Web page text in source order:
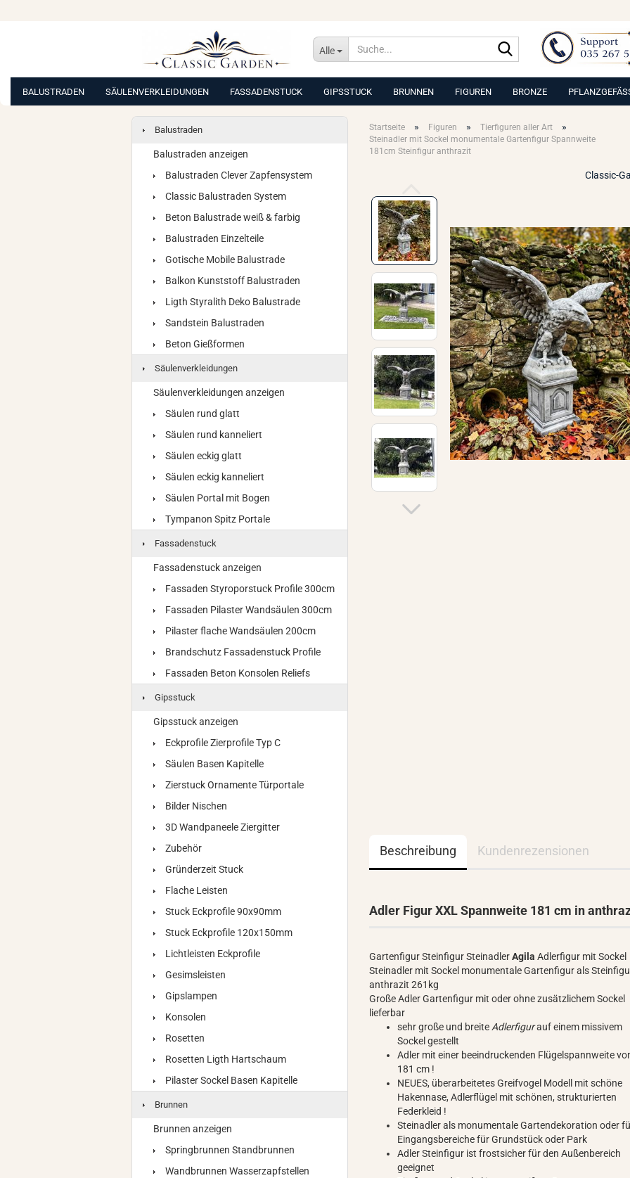
Alle
Suche...
BALUSTRADEN SÄULENVERKLEIDUNGEN FASSADENSTUCK GIPSSTUCK BRUNNEN FIGUREN BRONZE
Startseite » Figuren » Tierfiguren aller Art »
Steinadler mit Sockel monumentale Gartenfigur Spannweite
181cm Steinfigur anthrazit
Classic-
Beschreibung Kundenrezensionen
Adler Figur XXL Spannweite 181 cm in
Gartenfigur Steinfigur SteinadlerAgilaAdlerfigur mit Sockel
Steinadler mit Sockel monumentale Gartenfigur als
anthrazit 261kg
Große Adler Gartenfigur mit oder ohne zusätzlichem Sockel
lieferbar
sehr große und breite Adlerfigurauf einem missivem
Sockel gestellt
Adler mit einer beeindruckenden Flügelspannweite
181 cm !
NEUES, überarbeitetes Greifvogel Modell mit schöne
Hakennase, Adlerflügel mit schönen, strukturierten
Federkleid !
Steinadler als monumentale Gartendekoration oder
Eingangsbereiche für Grundstück oder Park
Adler Steinfigur ist frostsicher für den Außenbereich
geeignet
Balustraden
Balustraden anzeigen
Balustraden Clever Zapfensystem
Classic Balustraden System
Beton Balustrade weiß & farbig
Balustraden Einzelteile
Gotische Mobile Balustrade
Balkon Kunststoff Balustraden
Ligth Styralith Deko Balustrade
Sandstein Balustraden
Beton Gießformen
Säulenverkleidungen
Säulenverkleidungen anzeigen
Säulen rund glatt
Säulen rund kanneliert
Säulen eckig glatt
Säulen eckig kanneliert
Säulen Portal mit Bogen
Tympanon Spitz Portale
Fassadenstuck
Fassadenstuck anzeigen
Fassaden Styroporstuck Profile 300cm
Fassaden Pilaster Wandsäulen 300cm
Pilaster flache Wandsäulen 200cm
Brandschutz Fassadenstuck Profile
Fassaden Beton Konsolen Reliefs
Gipsstuck
Gipsstuck anzeigen
Eckprofile Zierprofile Typ C
Säulen Basen Kapitelle
Zierstuck Ornamente Türportale
Bilder Nischen
3D Wandpaneele Ziergitter
Zubehör
Gründerzeit Stuck
Flache Leisten
Stuck Eckprofile 90x90mm
Stuck Eckprofile 120x150mm
Lichtleisten Eckprofile
Gesimsleisten
Gipslampen
Konsolen
Rosetten
Rosetten Ligth Hartschaum
Pilaster Sockel Basen Kapitelle
Brunnen
Brunnen anzeigen
Springbrunnen Standbrunnen
Wandbrunnen Wasserzapfstellen